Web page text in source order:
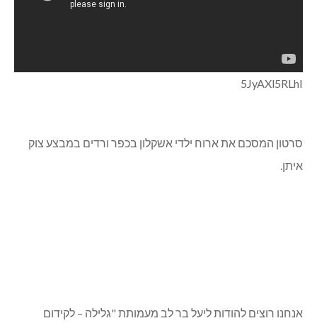
5JyAXl5RLhI
סרטון המסכם את ארוח ילדי אשקלון בכפר ורדים במבצע צוק
איתן.
אנחנו רוצים להודות ליעל בר לב מעמותת "גלילה – לקידום